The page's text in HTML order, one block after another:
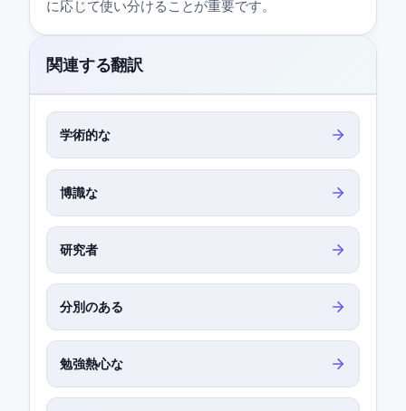
に応じて使い分けることが重要です。
関連する翻訳
学術的な
博識な
研究者
分別のある
勉強熱心な